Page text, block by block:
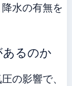
水の有無を
あるのか
の影響で、